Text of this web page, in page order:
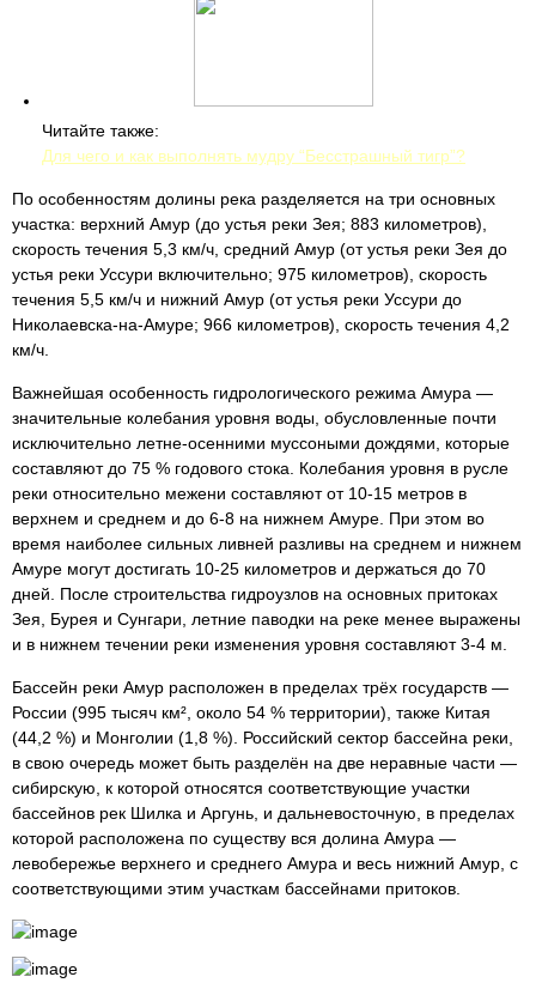
Читайте также:
Для чего и как выполнять мудру “Бесстрашный тигр”?
По особенностям долины река разделяется на три основных
участка: верхний Амур (до устья реки Зея; 883 километров),
скорость течения 5,3 км/ч, средний Амур (от устья реки Зея до
устья реки Уссури включительно; 975 километров), скорость
течения 5,5 км/ч и нижний Амур (от устья реки Уссури до
Николаевска-на-Амуре; 966 километров), скорость течения 4,2
км/ч.
Важнейшая особенность гидрологического режима Амура —
значительные колебания уровня воды, обусловленные почти
исключительно летне-осенними муссоными дождями, которые
составляют до 75 % годового стока. Колебания уровня в русле
реки относительно межени составляют от 10-15 метров в
верхнем и среднем и до 6-8 на нижнем Амуре. При этом во
время наиболее сильных ливней разливы на среднем и нижнем
Амуре могут достигать 10-25 километров и держаться до 70
дней. После строительства гидроузлов на основных притоках
Зея, Бурея и Сунгари, летние паводки на реке менее выражены
и в нижнем течении реки изменения уровня составляют 3-4 м.
Бассейн реки Амур расположен в пределах трёх государств —
России (995 тысяч км², около 54 % территории), также Китая
(44,2 %) и Монголии (1,8 %). Российский сектор бассейна реки,
в свою очередь может быть разделён на две неравные части —
сибирскую, к которой относятся соответствующие участки
бассейнов рек Шилка и Аргунь, и дальневосточную, в пределах
которой расположена по существу вся долина Амура —
левобережье верхнего и среднего Амура и весь нижний Амур, с
соответствующими этим участкам бассейнами притоков.